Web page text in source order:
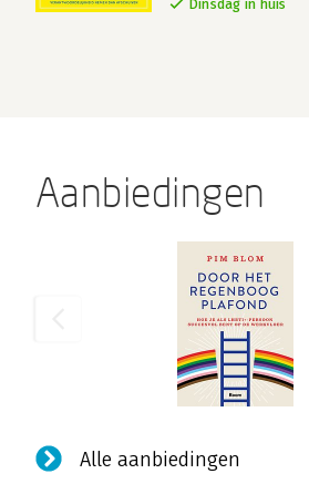
Dinsdag in huis
Aanbiedingen
Alle aanbiedingen